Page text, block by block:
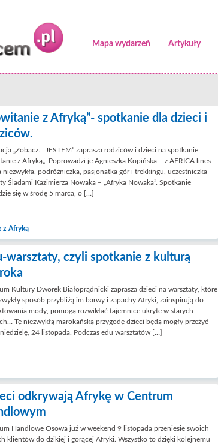
Mapa wydarzeń Artykuły
z Afryką”- spotkanie dla dzieci i
„Zobacz… JESTEM” zaprasza rodziców i dzieci na spotkanie
z Afryką„. Poprowadzi je Agnieszka Kopińska – z AFRICA lines –
niezwykła, podróżniczka, pasjonatka gór i trekkingu, uczestniczka
Śladami Kazimierza Nowaka – „Afryka Nowaka”. Spotkanie
się w środę 5 marca, o […]
z Afryką
warsztaty, czyli spotkanie z kulturą
Kultury Dworek Białoprądnicki zaprasza dzieci na warsztaty, które
sposób przybliżą im barwy i zapachy Afryki, zainspirują do
mody, pomogą rozwikłać tajemnice ukryte w starych
Tę niezwykłą marokańską przygodę dzieci będą mogły przeżyć
24 listopada. Podczas edu warsztatów […]
odkrywają Afrykę w Centrum
Handlowe Osowa już w weekend 9 listopada przeniesie swoich
klientów do dzikiej i gorącej Afryki. Wszystko to dzięki kolejnemu